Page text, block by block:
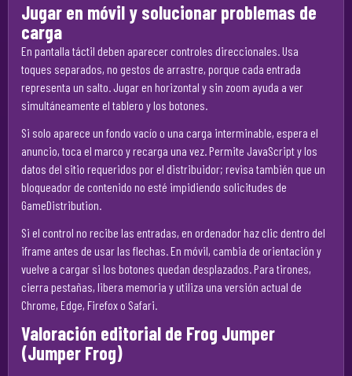
Jugar en móvil y solucionar problemas de
carga
En pantalla táctil deben aparecer controles direccionales. Usa
toques separados, no gestos de arrastre, porque cada entrada
representa un salto. Jugar en horizontal y sin zoom ayuda a ver
simultáneamente el tablero y los botones.
Si solo aparece un fondo vacío o una carga interminable, espera el
anuncio, toca el marco y recarga una vez. Permite JavaScript y los
datos del sitio requeridos por el distribuidor; revisa también que un
bloqueador de contenido no esté impidiendo solicitudes de
GameDistribution.
Si el control no recibe las entradas, en ordenador haz clic dentro del
iframe antes de usar las flechas. En móvil, cambia de orientación y
vuelve a cargar si los botones quedan desplazados. Para tirones,
cierra pestañas, libera memoria y utiliza una versión actual de
Chrome, Edge, Firefox o Safari.
Valoración editorial de Frog Jumper
(Jumper Frog)